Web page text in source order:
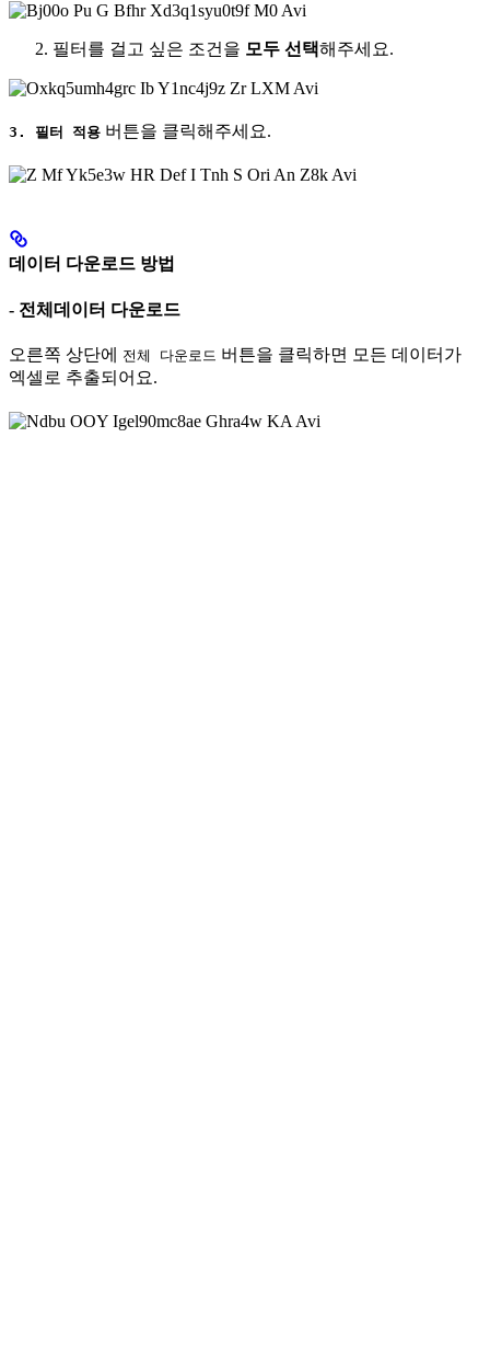
필터를 걸고 싶은 조건을 모두 선택해주세요.
3. 필터 적용 버튼을 클릭해주세요.
데이터 다운로드 방법
- 전체데이터 다운로드
오른쪽 상단에 전체 다운로드 버튼을 클릭하면 모든 데이터가
엑셀로 추출되어요.